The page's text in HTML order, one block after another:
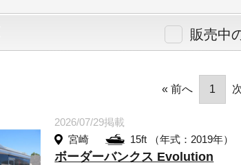
販売中
« 前へ 1
2026/07/29掲載
宮崎
15ft （年式：2019年）
ボーダーバンクス Evolution